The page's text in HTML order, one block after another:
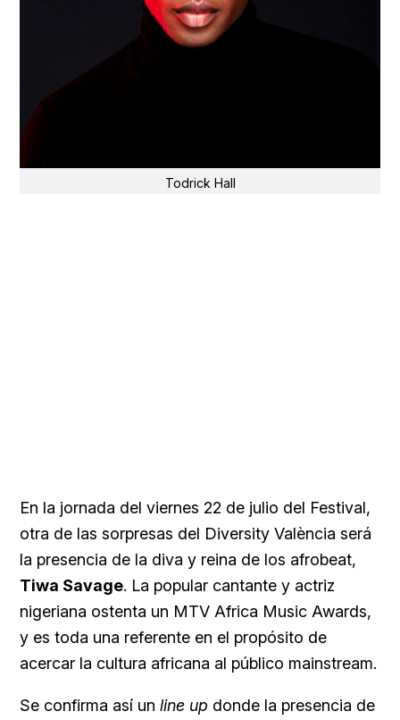
Todrick Hall
En la jornada del viernes 22 de julio del Festival,
otra de las sorpresas del Diversity València será
la presencia de la diva y reina de los afrobeat,
Tiwa Savage. La popular cantante y actriz
nigeriana ostenta un MTV Africa Music Awards,
y es toda una referente en el propósito de
acercar la cultura africana al público mainstream.
Se confirma así un line up donde la presencia de